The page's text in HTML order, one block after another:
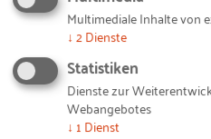
Gründen in Deiner
Mit der Videoreihe „Gründen
Gründungsstandorte vor. Im
Multimediale Inhalte von
↓ 2Dienste
Statistiken
Dienste zur
Webangebotes
↓ 1 Dienst